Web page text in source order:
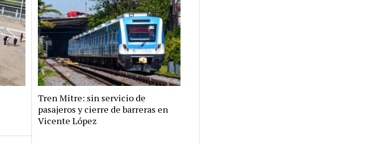
Tren Mitre: sin servicio de
pasajeros y cierre de barreras en
Vicente López